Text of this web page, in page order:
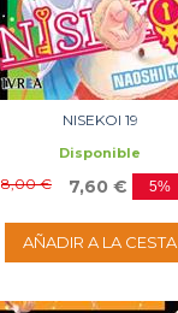
NISEKOI 19
Disponible
8,00 € 7,60 € 5%
AÑADIR A LA CESTA